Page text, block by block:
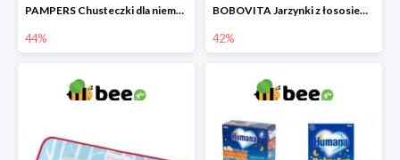
PAMPERS Chusteczki dla niemowląt Sensitive
44%
BOBOVITA Jarzynki z łososiem w pomidorach
42%